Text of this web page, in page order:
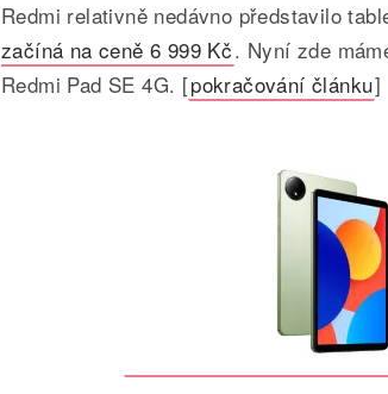
Redmi relativně nedávno představilo
začíná na ceně 6 999 Kč. Nyní zde
Redmi Pad SE 4G. [pokračování článku]